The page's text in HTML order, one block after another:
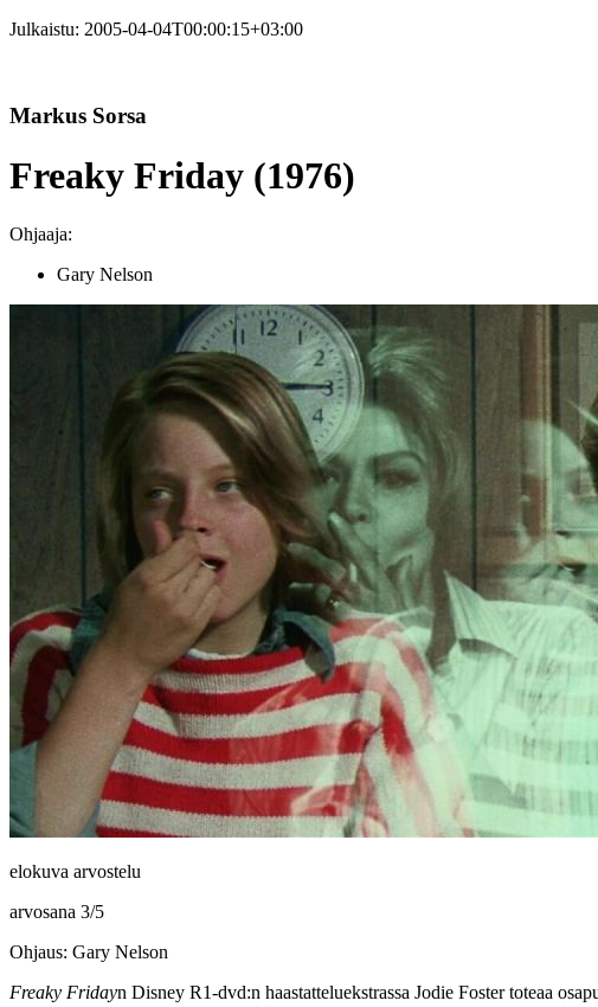
Julkaistu: 2005-04-04T00:00:15+03:00
Markus Sorsa
Freaky Friday (1976)
Ohjaaja:
Gary Nelson
elokuva arvostelu
arvosana 3/5
Ohjaus: Gary Nelson
Freaky Fridayn Disney R1‑dvd:n haastatteluekstrassa Jodie Fostertoteaa